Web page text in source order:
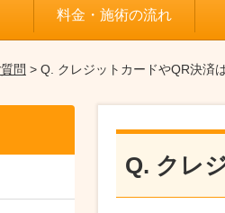
料金・施術の流れ
問 > Q. クレジットカードやQR決済
Q. クレ